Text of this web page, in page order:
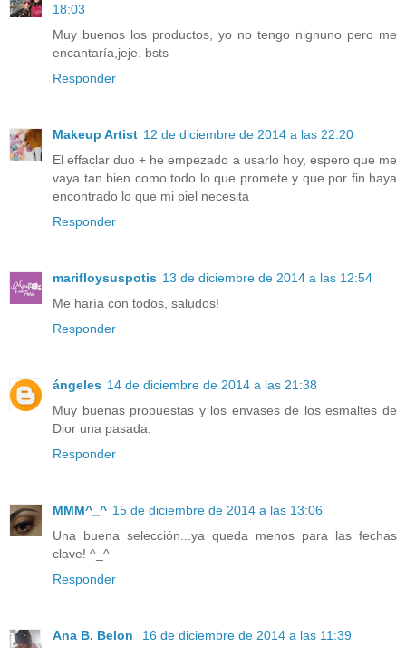
18:03
Muy buenos los productos, yo no tengo nignuno pero me
encantaría,jeje. bsts
Responder
Makeup Artist 12 de diciembre de 2014 a las 22:20
El effaclar duo + he empezado a usarlo hoy, espero que me
vaya tan bien como todo lo que promete y que por fin haya
encontrado lo que mi piel necesita
Responder
marifloysuspotis 13 de diciembre de 2014 a las 12:54
Me haría con todos, saludos!
Responder
ángeles 14 de diciembre de 2014 a las 21:38
Muy buenas propuestas y los envases de los esmaltes de
Dior una pasada.
Responder
MMM^_^ 15 de diciembre de 2014 a las 13:06
Una buena selección...ya queda menos para las fechas
clave! ^_^
Responder
Ana B. Belon
16 de diciembre de 2014 a las 11:39